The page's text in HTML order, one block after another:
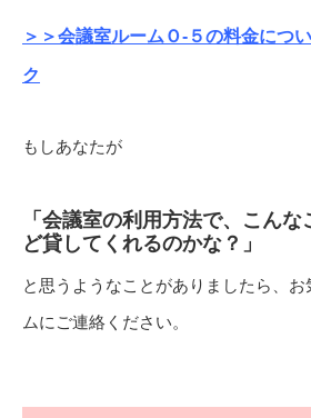
＞＞会議室ルームＯ-５の料金につ
ク
もしあなたが
「会議室の利用方法で、こん
ど貸してくれるのかな？」
と思うようなことがありましたら、
ムにご連絡ください。